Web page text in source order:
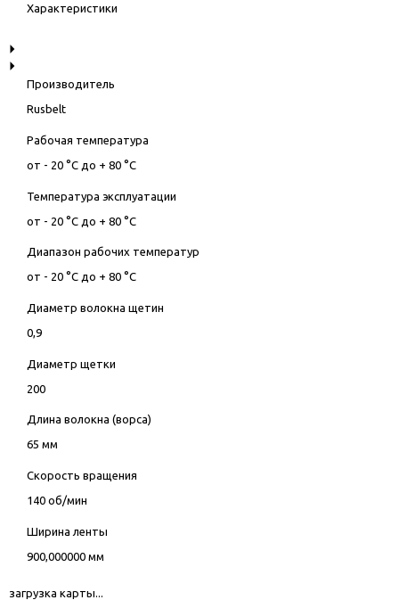
Характеристики
Производитель
Rusbelt
Рабочая температура
от - 20 °С до + 80 °С
Температура эксплуатации
от - 20 °С до + 80 °С
Диапазон рабочих температур
от - 20 °С до + 80 °С
Диаметр волокна щетин
0,9
Диаметр щетки
200
Длина волокна (ворса)
65 мм
Скорость вращения
140 об/мин
Ширина ленты
900,000000 мм
загрузка карты...